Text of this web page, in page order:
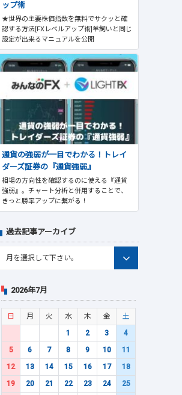
ップ術
★世界の主要株価指数を無料でサクッと確
認する方法[FXレベルアップ術]羊飼いと同じ
設定が出来るマニュアルを公開
通貨の強弱が一目でわかる！トレイ
ダーズ証券の『通貨強弱』
相場の方向性を確認するのに使える『通貨
強弱』。チャート分析と併用することで、
きっと勝率アップに繋がる！
過去記事アーカイブ
2026年7月
日 月 火 水 木 金
土
1
2 3
4
5
6 7 8 9 10
11
12
13 14 15 16 17
18
19
20 21 22 23 24
25